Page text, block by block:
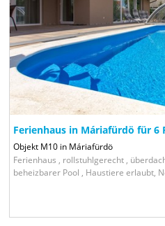
Ferienhaus in Máriafürdö für 6
Objekt M10 in Máriafürdö
Ferienhaus , rollstuhlgerecht ,
beheizbarer Pool , Haustiere erlaubt,